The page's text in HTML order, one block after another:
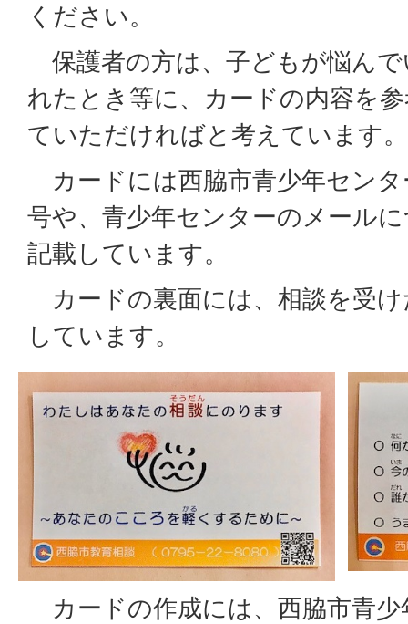
ください。
保護者の方は、子どもが悩ん
れたとき等に、カードの内容を
ていただければと考えています。
カードには西脇市青少年セン
号や、青少年センターのメール
記載しています。
カードの裏面には、相談を受
しています。
カードの作成には、西脇市青少